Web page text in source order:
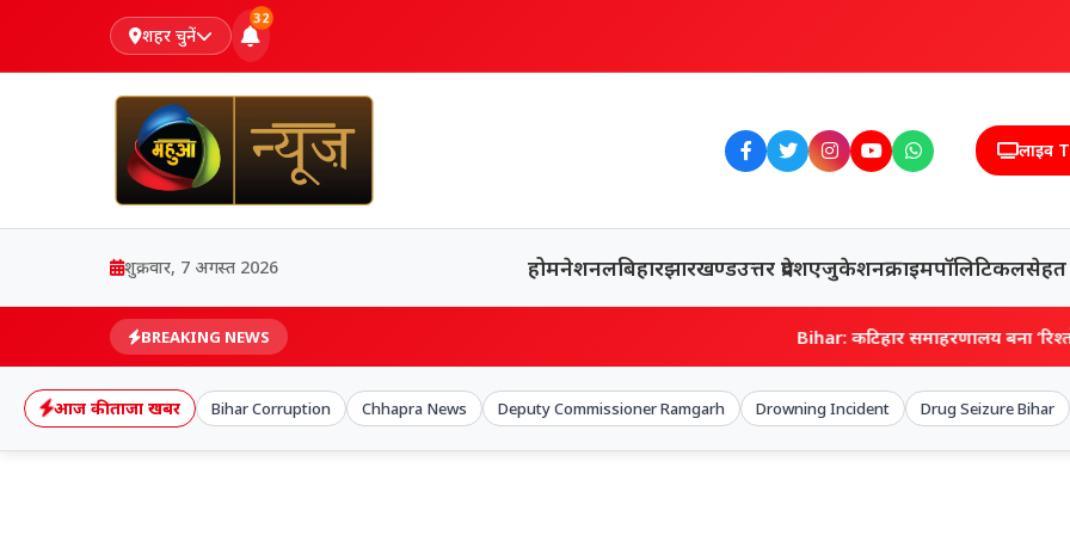
शहर चुनें
32
लाइव
शुक्रवार, 7 अगस्त 2026 होमनेशनलबिहारझारखण्डउत्तर प्रदेशएजुकेशनक्राइमपॉलिटिकलसेहत
BREAKING NEWS Bihar: कटिहार समाहरणालय बना ‘रिश्तों का रणक्षेत्र’, दो
आज की ताजा खबर Bihar Corruption Chhapra News Deputy Commissioner Ramgarh Drowning Incident Drug Seizure Bihar